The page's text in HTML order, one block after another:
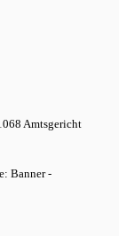
Amtsgericht
Banner -